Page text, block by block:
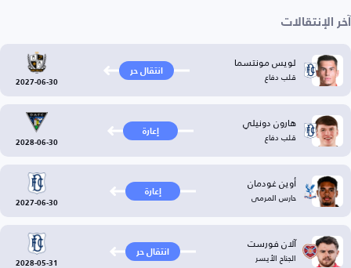
آخر الإنتقالات
لويس مونتسما
قلب دفاع انتقال حر
2027-06-30
هارون دونيلي
قلب دفاع إعارة
2028-06-30
أوين غودمان
حارس المرمى إعارة
2027-06-30
آلان فورست
الجناح الأيسر انتقال حر
2028-05-31